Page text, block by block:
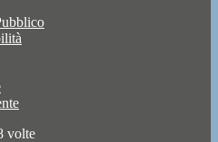
volte